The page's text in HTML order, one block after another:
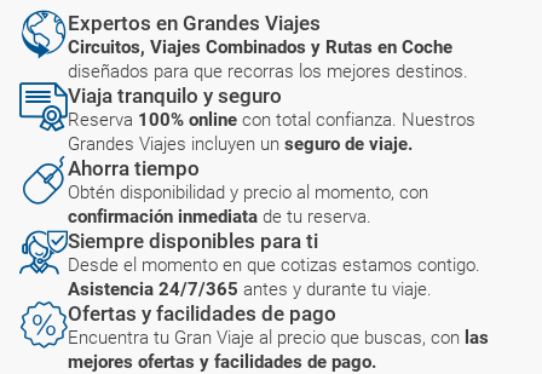
Expertos en Grandes Viajes
Circuitos, Viajes Combinados y Rutas en Coche
diseñados para que recorras los mejores destinos.
Viaja tranquilo y seguro
Reserva 100% online con total confianza. Nuestros
Grandes Viajes incluyen un seguro de viaje.
Ahorra tiempo
Obtén disponibilidad y precio al momento, con
confirmación inmediata de tu reserva.
Siempre disponibles para ti
Desde el momento en que cotizas estamos contigo.
Asistencia 24/7/365 antes y durante tu viaje.
Ofertas y facilidades de pago
Encuentra tu Gran Viaje al precio que buscas, con las
mejores ofertas y facilidades de pago.